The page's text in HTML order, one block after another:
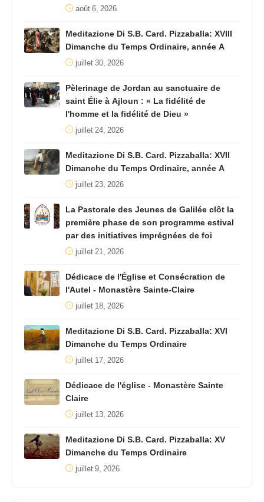
août 6, 2026
Meditazione Di S.B. Card. Pizzaballa: XVIII
Dimanche du Temps Ordinaire, année A
juillet 30, 2026
Pèlerinage de Jordan au sanctuaire de
saint Élie à Ajloun : « La fidélité de
l'homme et la fidélité de Dieu »
juillet 24, 2026
Meditazione Di S.B. Card. Pizzaballa: XVII
Dimanche du Temps Ordinaire, année A
juillet 23, 2026
La Pastorale des Jeunes de Galilée clôt la
première phase de son programme estival
par des initiatives imprégnées de foi
juillet 21, 2026
Dédicace de l'Église et Consécration de
l'Autel - Monastère Sainte-Claire
juillet 18, 2026
Meditazione Di S.B. Card. Pizzaballa: XVI
Dimanche du Temps Ordinaire
juillet 17, 2026
Dédicace de l'église - Monastère Sainte
Claire
juillet 13, 2026
Meditazione Di S.B. Card. Pizzaballa: XV
Dimanche du Temps Ordinaire
juillet 9, 2026